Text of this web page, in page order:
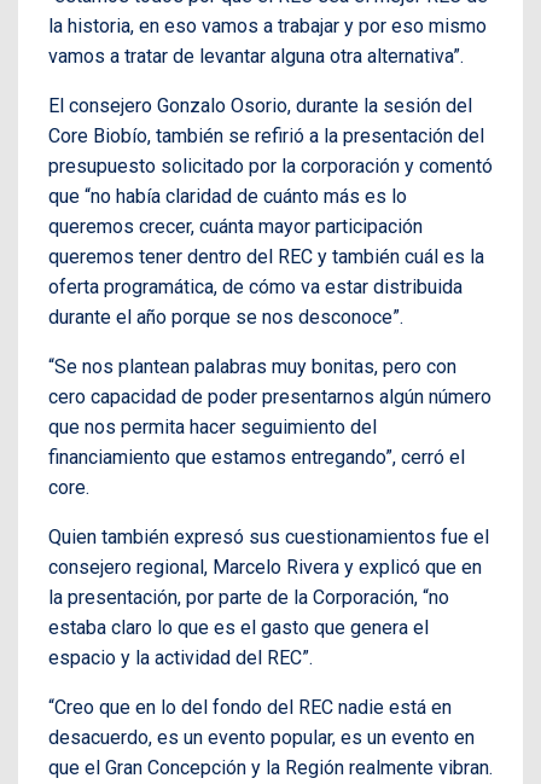
la historia, en eso vamos a trabajar y por eso mismo
vamos a tratar de levantar alguna otra alternativa”.
El consejero Gonzalo Osorio, durante la sesión del
Core Biobío, también se refirió a la presentación del
presupuesto solicitado por la corporación y comentó
que “no había claridad de cuánto más es lo
queremos crecer, cuánta mayor participación
queremos tener dentro del REC y también cuál es la
oferta programática, de cómo va estar distribuida
durante el año porque se nos desconoce”.
“Se nos plantean palabras muy bonitas, pero con
cero capacidad de poder presentarnos algún número
que nos permita hacer seguimiento del
financiamiento que estamos entregando”, cerró el
core.
Quien también expresó sus cuestionamientos fue el
consejero regional, Marcelo Rivera y explicó que en
la presentación, por parte de la Corporación, “no
estaba claro lo que es el gasto que genera el
espacio y la actividad del REC”.
“Creo que en lo del fondo del REC nadie está en
desacuerdo, es un evento popular, es un evento en
que el Gran Concepción y la Región realmente vibran.